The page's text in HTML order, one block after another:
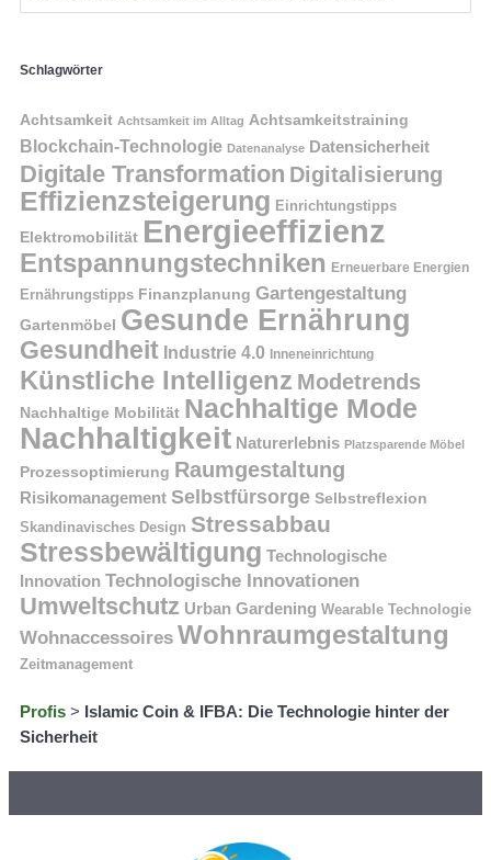
Schlagwörter
Achtsamkeit Achtsamkeit im Alltag Achtsamkeitstraining
Blockchain-Technologie Datenanalyse Datensicherheit
Digitale Transformation Digitalisierung
Effizienzsteigerung Einrichtungstipps
Elektromobilität Energieeffizienz
Entspannungstechniken Erneuerbare Energien
Ernährungstipps Finanzplanung Gartengestaltung
Gartenmöbel Gesunde Ernährung
Gesundheit Industrie 4.0 Inneneinrichtung
Künstliche Intelligenz Modetrends
Nachhaltige Mobilität Nachhaltige Mode
Nachhaltigkeit Naturerlebnis Platzsparende Möbel
Prozessoptimierung Raumgestaltung
Risikomanagement Selbstfürsorge Selbstreflexion
Skandinavisches Design Stressabbau
Stressbewältigung Technologische
Innovation Technologische Innovationen
Umweltschutz Urban Gardening Wearable Technologie
Wohnaccessoires Wohnraumgestaltung
Zeitmanagement
Profis > Islamic Coin & IFBA: Die Technologie hinter der
Sicherheit